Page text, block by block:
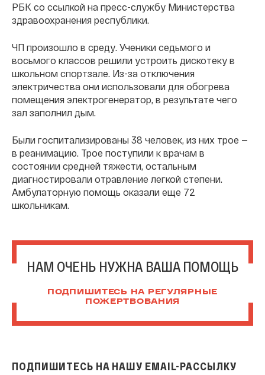
РБК со ссылкой на пресс-службу Министерства
здравоохранения республики.
ЧП произошло в среду. Ученики седьмого и
восьмого классов решили устроить дискотеку в
школьном спортзале. Из-за отключения
электричества они использовали для обогрева
помещения электрогенератор, в результате чего
зал заполнил дым.
Были госпитализированы 38 человек, из них трое —
в реанимацию. Трое поступили к врачам в
состоянии средней тяжести, остальным
диагностировали отравление легкой степени.
Амбулаторную помощь оказали еще 72
школьникам.
НАМ ОЧЕНЬ НУЖНА ВАША ПОМОЩЬ
ПОДПИШИТЕСЬ НА РЕГУЛЯРНЫЕ
ПОЖЕРТВОВАНИЯ
ПОДПИШИТЕСЬ НА НАШУ EMAIL-РАССЫЛКУ